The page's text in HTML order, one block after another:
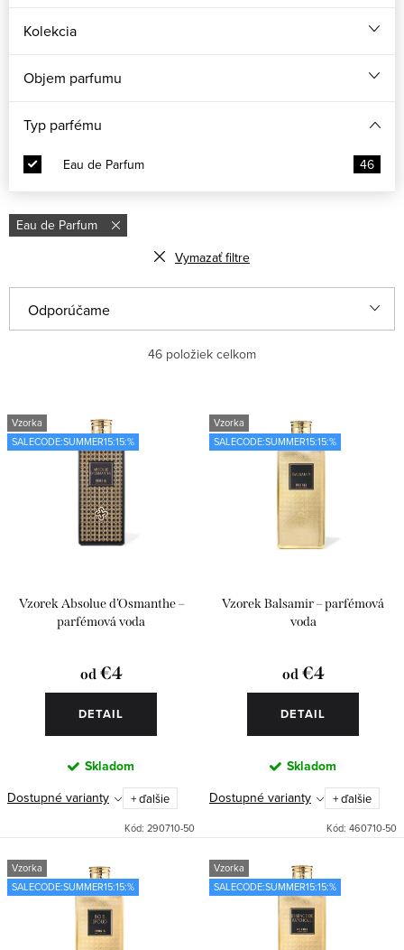
Kolekcia
Objem parfumu
Typ parfému
Eau de Parfum 46
Eau de Parfum
Vymazať filtre
ý
s
p
k
a
n
i
d
Odporúčame
Najpredávanejšie
Abecedne
46 položiek celkom
Vzorka
SALECODE:SUMMER15:15:%
Vzorek Absolue d’Osmanthe –
parfémová voda
od€4
DETAIL
Skladom
Dostupné varianty + ďalšie
Kód: 290710-50
Vzorka
SALECODE:SUMMER15:15:%
Vzorek Balsamir – parfémová
voda
od€4
DETAIL
Skladom
Dostupné varianty + ďalšie
Kód: 460710-50
Vzorka
SALECODE:SUMMER15:15:%
Vzorka
SALECODE:SUMMER15:15:%